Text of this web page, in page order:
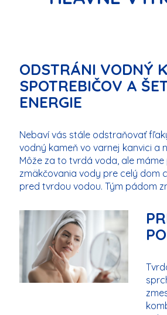
ODSTRÁNI VODNÝ
SPOTREBIČOV A
ENERGIE
Nebaví vás stále odstraňovať
vodný kameň vo varnej kanvici a
Môže za to tvrdá voda, ale máme
zmäkčovania vody pre celý dom
pred tvrdou vodou. Tým pádom